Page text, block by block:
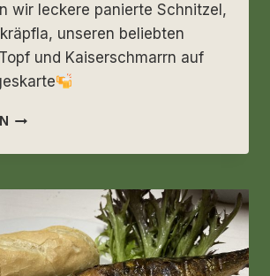
wir leckere panierte Schnitzel,
unseren beliebten
und Kaiserschmarrn auf
SAMSTAG